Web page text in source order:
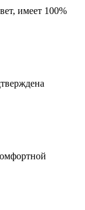
имеет 100%